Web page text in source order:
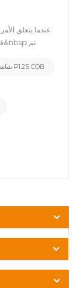
عندما يتعلق
استثنائي.
الشركات،
المطر
زجاجنا
سهولة
شاشة P1.25 COB